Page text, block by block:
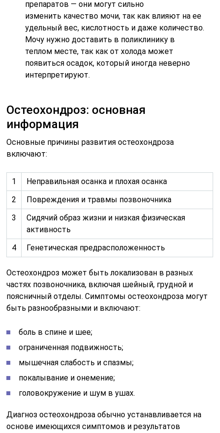
препаратов — они могут сильно
изменить качество мочи, так как влияют на ее
удельный вес, кислотность и даже количество.
Мочу нужно доставить в поликлинику в
теплом месте, так как от холода может
появиться осадок, который иногда неверно
интерпретируют.
Остеохондроз: основная
информация
Основные причины развития остеохондроза
включают:
1
Неправильная осанка и плохая осанка
2
Повреждения и травмы позвоночника
3
Сидячий образ жизни и низкая физическая
активность
4
Генетическая предрасположенность
Остеохондроз может быть локализован в разных
частях позвоночника, включая шейный, грудной и
поясничный отделы. Симптомы остеохондроза могут
быть разнообразными и включают:
боль в спине и шее;
ограниченная подвижность;
мышечная слабость и спазмы;
покалывание и онемение;
головокружение и шум в ушах.
Диагноз остеохондроза обычно устанавливается на
основе имеющихся симптомов и результатов